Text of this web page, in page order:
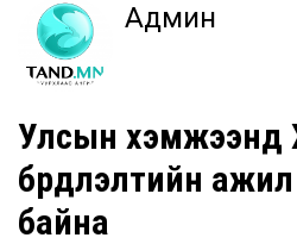
Админ
Улсын
бүрдүүлэлтийн
байна